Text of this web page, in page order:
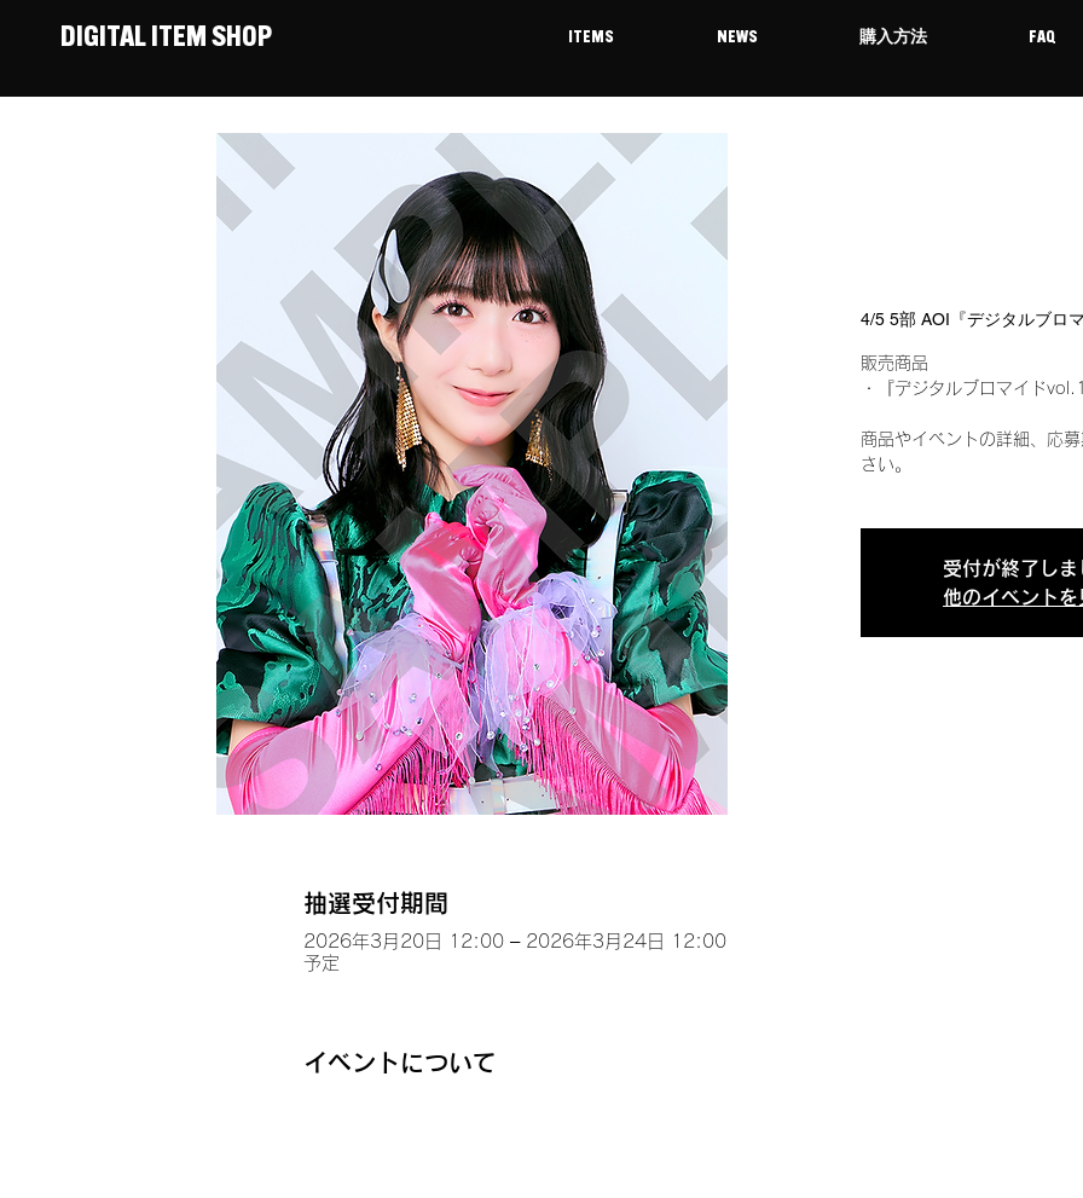
DIGITAL ITEM SHOP ITEMS NEWS 購入方法 FAQ
4/5 5部 AOI『デジタルブロ
販売商品
・『デジタルブロマイド
商品やイベントの詳細、応
さい。
受付が終了しま
他のイベントを
抽選受付期間
2026年3月20日 12:00 – 2026年3月24日 12:00
予定
イベントについて